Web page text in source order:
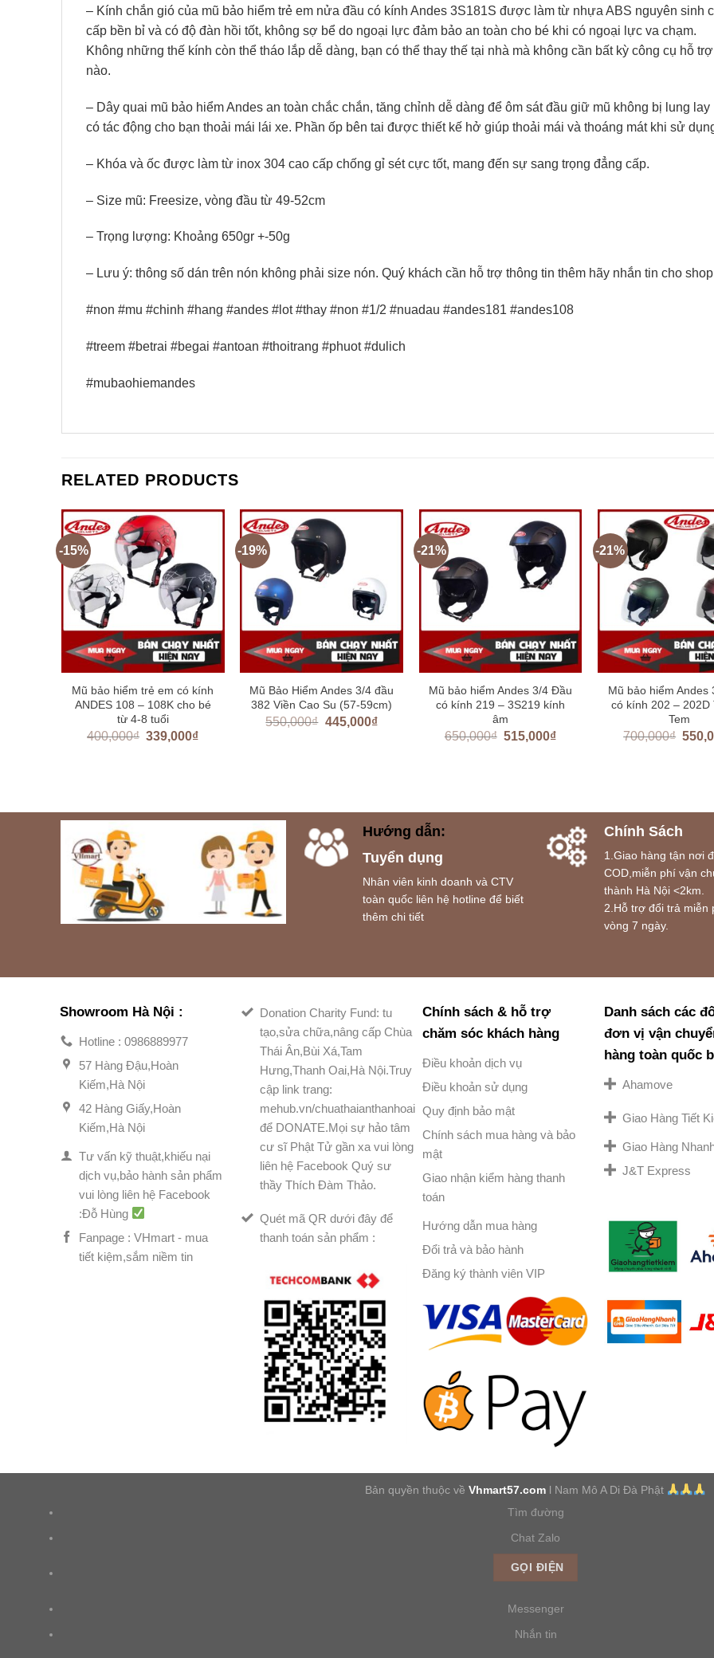
– Kính chắn gió của mũ bảo hiểm trẻ em nửa đầu có kính Andes 3S181S được làm từ nhựa ABS nguyên sinh
cấp bền bỉ và có độ đàn hồi tốt, không sợ bể do ngoại lực đảm bảo an toàn cho bé khi có ngoại lực va chạm.
Không những thế kính còn thể tháo lắp dễ dàng, bạn có thể thay thế tại nhà mà không cần bất kỳ công cụ hỗ trợ
nào.
– Dây quai mũ bảo hiểm Andes an toàn chắc chắn, tăng chỉnh dễ dàng để ôm sát đầu giữ mũ không bị lung lay
có tác động cho bạn thoải mái lái xe. Phần ốp bên tai được thiết kế hở giúp thoải mái và thoáng mát khi sử
– Khóa và ốc được làm từ inox 304 cao cấp chống gỉ sét cực tốt, mang đến sự sang trọng đẳng cấp.
– Size mũ: Freesize, vòng đầu từ 49-52cm
– Trọng lượng: Khoảng 650gr +-50g
– Lưu ý: thông số dán trên nón không phải size nón. Quý khách cần hỗ trợ thông tin thêm hãy nhắn tin cho
#non #mu #chinh #hang #andes #lot #thay #non #1/2 #nuadau #andes181 #andes108
#treem #betrai #begai #antoan #thoitrang #phuot #dulich
#mubaohiemandes
RELATED PRODUCTS
-15%
Mũ bảo hiểm trẻ em có kính
ANDES 108 – 108K cho bé
từ 4-8 tuổi
400,000₫ 339,000₫
-19%
Mũ Bảo Hiểm Andes 3/4 đầu
382 Viền Cao Su (57-59cm)
550,000₫ 445,000₫
-21%
Mũ bảo hiểm Andes 3/4 Đầu
có kính 219 – 3S219 kính
âm
650,000₫ 515,000₫
-21%
Mũ bảo hiểm Andes
có kính 202 – 202D
Tem
700,000₫
Hướng dẫn:
Tuyển dụng
Nhân viên kinh doanh và CTV
toàn quốc liên hệ hotline để biết
thêm chi tiết
Chính Sách
1.Giao hàng tận nơi
COD,miễn phí vận
thành Hà Nội <2km.
2.Hỗ trợ đổi trả miễn
vòng 7 ngày.
Showroom Hà Nội :
Hotline : 0986889977
57 Hàng Đậu,Hoàn
Kiếm,Hà Nội
42 Hàng Giấy,Hoàn
Kiếm,Hà Nội
Tư vấn kỹ thuật,khiếu nại
dịch vụ,bảo hành sản phẩm
vui lòng liên hệ Facebook
:Đỗ Hùng
Fanpage : VHmart - mua
tiết kiệm,sắm niềm tin
Donation Charity Fund: tu
tạo,sửa chữa,nâng cấp Chùa
Thái Ân,Bùi Xá,Tam
Hưng,Thanh Oai,Hà Nội.Truy
cập link trang:
mehub.vn/chuathaianthanhoai
để DONATE.Mọi sự hảo tâm
cư sĩ Phật Tử gần xa vui lòng
liên hệ Facebook Quý sư
thầy Thích Đàm Thảo.
Quét mã QR dưới đây để
thanh toán sản phẩm :
Chính sách & hỗ trợ
chăm sóc khách hàng
Điều khoản dịch vụ
Điều khoản sử dụng
Quy định bảo mật
Chính sách mua hàng và bảo
mật
Giao nhận kiểm hàng thanh
toán
Hướng dẫn mua hàng
Đổi trả và bảo hành
Đăng ký thành viên VIP
Danh sách các
đơn vị vận
hàng toàn quốc
Ahamove
Giao Hàng Tiết
Giao Hàng
J&T Express
Bản quyền thuộc về Vhmart57.com l Nam Mô A Di Đà Phật
Tìm đường
Chat Zalo
GỌI ĐIỆN
Messenger
Nhắn tin